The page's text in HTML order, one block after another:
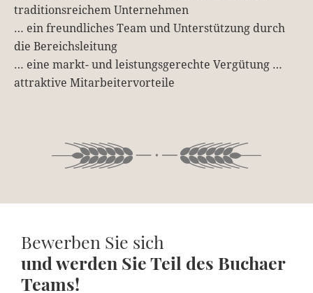
traditionsreichem Unternehmen
… ein freundliches Team und Unterstützung durch
die Bereichsleitung
… eine markt- und leistungsgerechte Vergütung …
attraktive Mitarbeitervorteile
Bewerben Sie sich
und werden Sie Teil des Buchaer
Teams!